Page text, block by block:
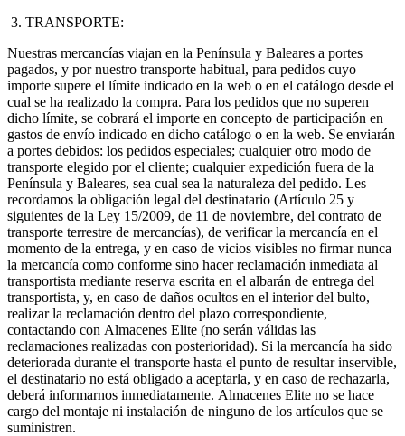
3. TRANSPORTE:
Nuestras mercancías viajan en la Península y Baleares a portes
pagados, y por nuestro transporte habitual, para pedidos cuyo
importe supere el límite indicado en la web o en el catálogo desde el
cual se ha realizado la compra. Para los pedidos que no superen
dicho límite, se cobrará el importe en concepto de participación en
gastos de envío indicado en dicho catálogo o en la web. Se enviarán
a portes debidos: los pedidos especiales; cualquier otro modo de
transporte elegido por el cliente; cualquier expedición fuera de la
Península y Baleares, sea cual sea la naturaleza del pedido. Les
recordamos la obligación legal del destinatario (Artículo 25 y
siguientes de la Ley 15/2009, de 11 de noviembre, del contrato de
transporte terrestre de mercancías), de verificar la mercancía en el
momento de la entrega, y en caso de vicios visibles no firmar nunca
la mercancía como conforme sino hacer reclamación inmediata al
transportista mediante reserva escrita en el albarán de entrega del
transportista, y, en caso de daños ocultos en el interior del bulto,
realizar la reclamación dentro del plazo correspondiente,
contactando con Almacenes Elite (no serán válidas las
reclamaciones realizadas con posterioridad). Si la mercancía ha sido
deteriorada durante el transporte hasta el punto de resultar inservible,
el destinatario no está obligado a aceptarla, y en caso de rechazarla,
deberá informarnos inmediatamente. Almacenes Elite no se hace
cargo del montaje ni instalación de ninguno de los artículos que se
suministren.